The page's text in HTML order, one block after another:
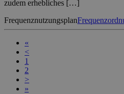
zudem erhebliches […]
Frequenznutzungsplan
«
<
1
2
>
»